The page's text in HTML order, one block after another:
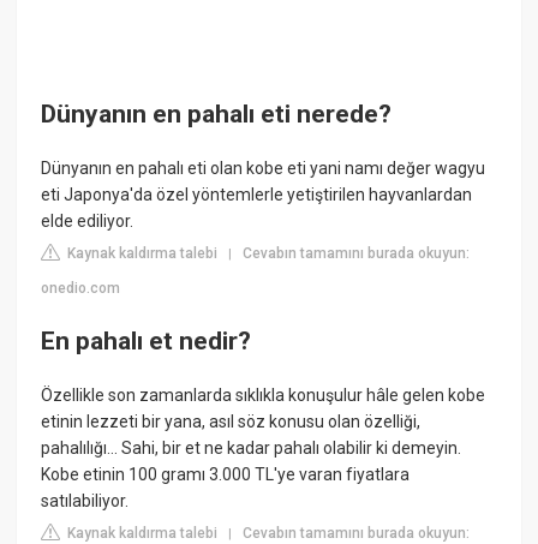
Dünyanın en pahalı eti nerede?
Dünyanın en pahalı eti olan kobe eti yani namı değer wagyu
eti Japonya'da özel yöntemlerle yetiştirilen hayvanlardan
elde ediliyor.
Kaynak kaldırma talebi |Cevabın tamamını burada okuyun:
onedio.com
En pahalı et nedir?
Özellikle son zamanlarda sıklıkla konuşulur hâle gelen kobe
etinin lezzeti bir yana, asıl söz konusu olan özelliği,
pahalılığı… Sahi, bir et ne kadar pahalı olabilir ki demeyin.
Kobe etinin 100 gramı 3.000 TL'ye varan fiyatlara
satılabiliyor.
Kaynak kaldırma talebi |Cevabın tamamını burada okuyun: